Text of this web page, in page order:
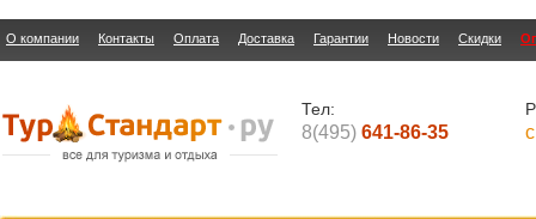
О компании Контакты Оплата Доставка Гарантии Новости Скидки
Тел:
8(495) 641-86-35